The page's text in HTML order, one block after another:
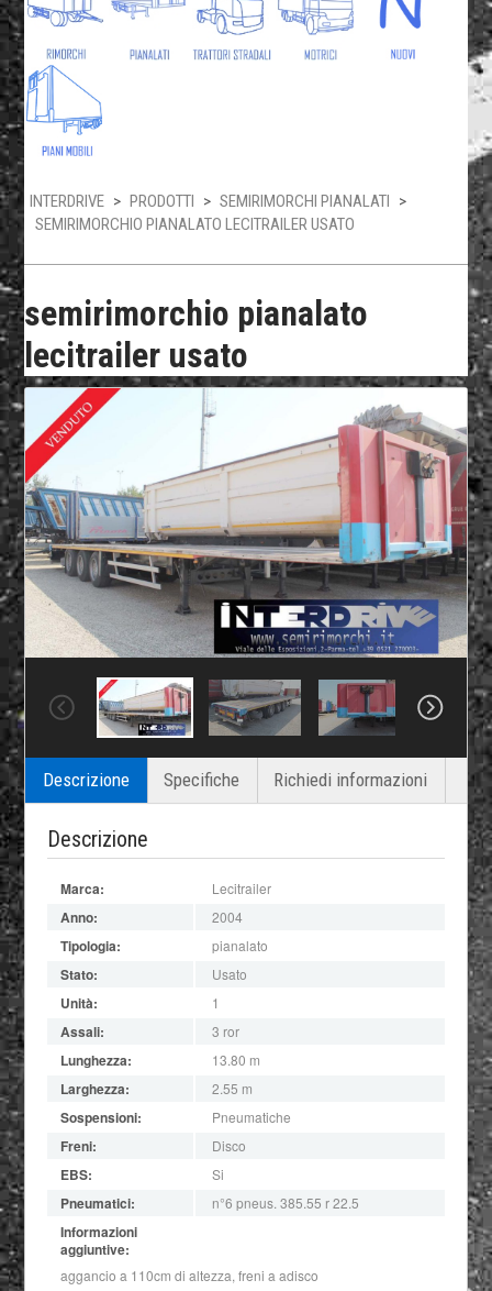
INTERDRIVE > PRODOTTI > SEMIRIMORCHI PIANALATI >
SEMIRIMORCHIO PIANALATO LECITRAILER USATO
semirimorchio pianalato
lecitrailer usato
Descrizione Specifiche Richiedi informazioni
Descrizione
Marca: Lecitrailer
Anno: 2004
Tipologia: pianalato
Stato: Usato
Unità: 1
Assali: 3 ror
Lunghezza: 13.80 m
Larghezza: 2.55 m
Sospensioni: Pneumatiche
Freni: Disco
EBS: Si
Pneumatici: n°6 pneus. 385.55 r 22.5
Informazioni
aggiuntive:
aggancio a 110cm di altezza, freni a adisco